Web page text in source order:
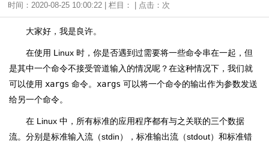
时间：2020-08-25 10:00:22 | 栏目： | 点击： 次
大家好，我是良许。
在使用 Linux 时，你是否遇到过需要将一些命令串在一起，但
是其中一个命令不接受管道输入的情况呢？在这种情况下，我们就
可以使用 xargs 命令。 xargs 可以将一个命令的输出作为参数发送
给另一个命令。
在 Linux 中，所有标准的应用程序都有与之关联的三个数据
流。分别是标准输入流（stdin），标准输出流（stdout）和标准错